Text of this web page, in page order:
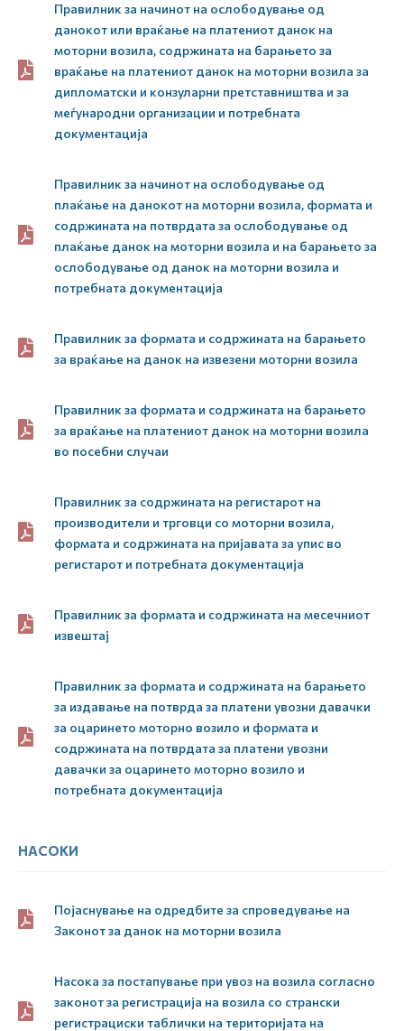
Правилник за начинот на ослободување од
данокот или враќање на платениот данок на
моторни возила, содржината на барањето за
враќање на платениот данок на моторни возила за
дипломатски и конзуларни претставништва и за
меѓународни организации и потребната
документација
Правилник за начинот на ослободување од
плаќање на данокот на моторни возила, формата и
содржината на потврдата за ослободување од
плаќање данок на моторни возила и на барањето за
ослободување од данок на моторни возила и
потребната документација
Правилник за формата и содржината на барањето
за враќање на данок на извезени моторни возила
Правилник за формата и содржината на барањето
за враќање на платениот данок на моторни возила
во посебни случаи
Правилник за содржината на регистарот на
производители и трговци со моторни возила,
формата и содржината на пријавата за упис во
регистарот и потребната документација
Правилник за формата и содржината на месечниот
извештај
Правилник за формата и содржината на барањето
за издавање на потврда за платени увозни давачки
за оцаринето моторно возило и формата и
содржината на потврдата за платени увозни
давачки за оцаринето моторно возило и
потребната документација
НАСОКИ
Појаснување на одредбите за спроведување на
Законот за данок на моторни возила
Насока за постапување при увоз на возила согласно
законот за регистрација на возила со странски
регистрациски таблички на територијата на